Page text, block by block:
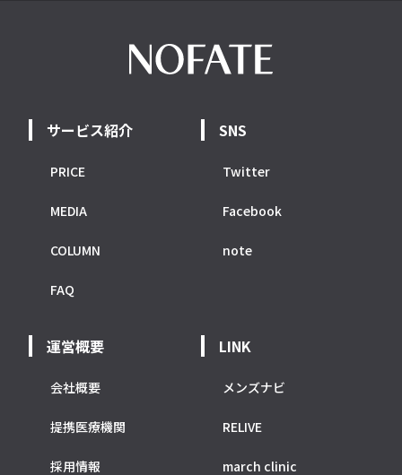
サービス紹介
PRICE
MEDIA
COLUMN
FAQ
SNS
Twitter
Facebook
note
運営概要
会社概要
提携医療機関
採用情報
LINK
メンズナビ
RELIVE
march clinic